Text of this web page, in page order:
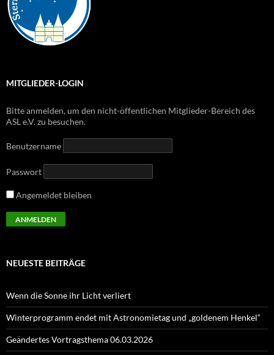
MITGLIEDER-LOGIN
Bitte anmelden, um den nicht-öffentlichen Mitglieder-Bereich des
ASL e.V. zu besuchen.
Benutzername
Passwort
Angemeldet bleiben
NEUESTE BEITRÄGE
Wenn die Sonne ihr Licht verliert
Winterprogramm endet mit Astronomietag und „goldenem Henkel“
Geändertes Vortragsthema 06.03.2026